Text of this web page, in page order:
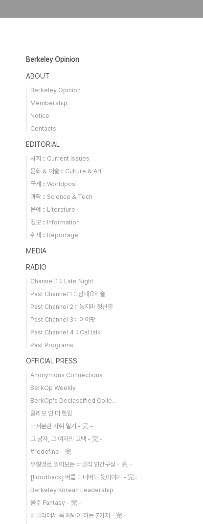
Berkeley Opinion
ABOUT
Berkeley Opinion
Membership
Notice
Contacts
EDITORIAL
사회 :: Current Issues
문화 & 예술 :: Culture & Art
국제 :: Worldpost
과학 :: Science & Tech
문예 :: Literature
정보 :: Information
취재 :: Reportage
MEDIA
RADIO
Channel 1 :: Late Night
Past Channel 1 :: 심폐요리술
Past Channel 2 :: 놓지마 정신줄
Past Channel 3 :: 아이팟
Past Channel 4 :: Cal talk
Past Programs
OFFICIAL PRESS
Anonymous Connections
BerkOp Weekly
BerkOp's Declassified Colle..
콜라보 인 더 한칼
너저분한 자취 일기 - 完 -
그 남자, 그 여자의 고백 - 完 -
#redefine - 完 -
유형별로 알아보는 버클리 인간구성 - 完 -
[Foodback] 버콥 디너버디 뒷이야기 - 完..
Berkeley Korean Leadership
음주 Fantasy - 完 -
버클리에서 꼭 해봐야 하는 7가지 - 完 -